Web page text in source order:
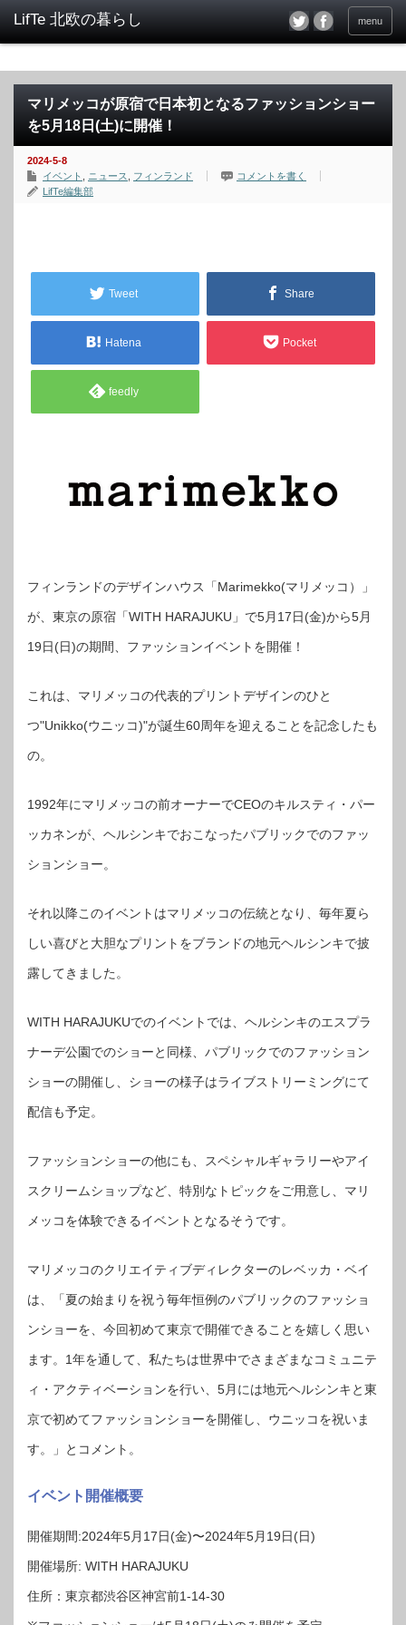
menu
マリメッコが原宿で日本初となるファッションショー
を5月18日(土)に開催！
2024-5-8
イベント
ニュース フィンランド
コメントを書く
LifTe編集部
Tweet Share
Hatena Pocket
feedly
フィンランドのデザインハウス「Marimekko(マリメッコ）」
が、東京の原宿「WITH HARAJUKU」で5⽉17⽇(⾦)から5⽉
19⽇(⽇)の期間、ファッションイベントを開催！
これは、マリメッコの代表的プリントデザインのひと
つ"Unikko(ウニッコ)"が誕生60周年を迎えることを記念したも
の。
1992年にマリメッコの前オーナーでCEOのキルスティ・パー
ッカネンが、ヘルシンキでおこなったパブリックでのファッ
ションショー。
それ以降このイベントはマリメッコの伝統となり、毎年夏ら
しい喜びと大胆なプリントをブランドの地元ヘルシンキで披
露してきました。
WITH HARAJUKUでのイベントでは、ヘルシンキのエスプラ
ナーデ公園でのショーと同様、パブリックでのファッション
ショーの開催し、ショーの様⼦はライブストリーミングにて
配信も予定。
ファッションショーの他にも、スペシャルギャラリーやアイ
スクリームショップなど、特別なトピックをご⽤意し、マリ
メッコを体験できるイベントとなるそうです。
マリメッコのクリエイティブディレクターのレベッカ・ベイ
は、「夏の始まりを祝う毎年恒例のパブリックのファッショ
ンショーを、今回初めて東京で開催できることを嬉しく思い
ます。1年を通して、私たちは世界中でさまざまなコミュニテ
ィ・アクティベーションを行い、5月には地元ヘルシンキと東
京で初めてファッションショーを開催し、ウニッコを祝いま
す。」とコメント。
イベント開催概要
開催期間:2024年5⽉17⽇(⾦)〜2024年5⽉19⽇(⽇)
開催場所: WITH HARAJUKU
住所：東京都渋谷区神宮前1-14-30